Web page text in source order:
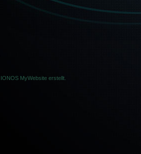
IONOS MyWebsite erstellt.